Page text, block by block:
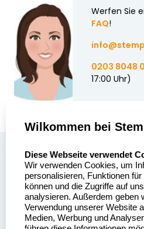
Werfen Sie
FAQ!
0203 8048
17:00 Uhr)
Stempelgestalten.de
Asterlager Straße 97
47228 Duisburg
Deutschland
Wilkommen bei
Diese Webseite verwendet
Wir verwenden Cookies, um
personalisieren, Funktionen
können und die Zugriffe auf
analysieren. Außerdem geben
Verwendung unserer Website
Medien, Werbung und